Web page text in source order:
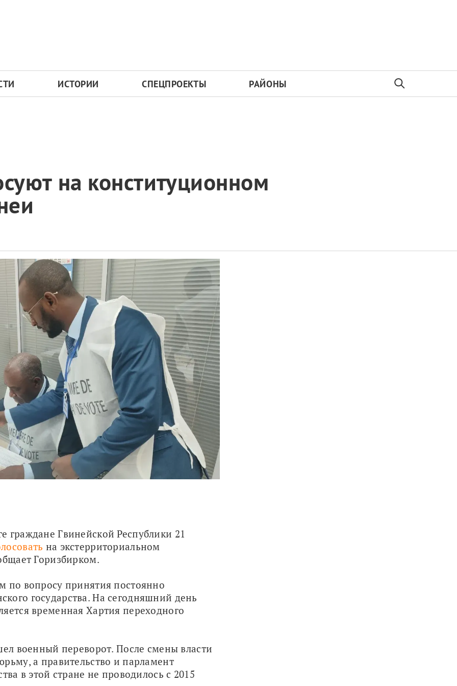
ИСТОРИИ СПЕЦПРОЕКТЫ РАЙОНЫ
на конституционном
граждане Гвинейской Республики 21
на экстерриториальном
Горизбирком.
по вопросу принятия постоянно
государства. На сегодняшний день
временная Хартия переходного
военный переворот. После смены власти
а правительство и парламент
в этой стране не проводилось с 2015